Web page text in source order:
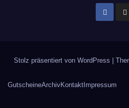
Stolz präsentiert von WordPress |
GutscheineArchivKontakt Impressum